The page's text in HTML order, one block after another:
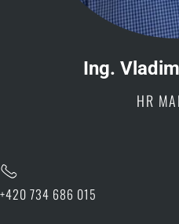
Ing.
HR
+420 734 686 015